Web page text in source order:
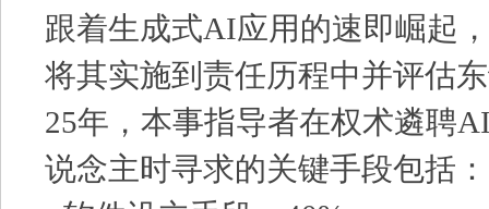
跟着生成式AI应用的速即崛起
将其实施到责任历程中并评估
25年，本事指导者在权术遴聘
说念主时寻求的关键手段包括：